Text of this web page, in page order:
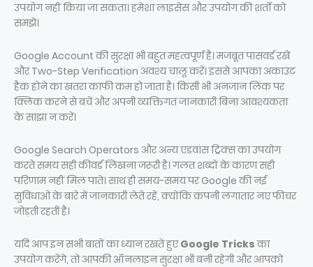
उपयोग नहीं किया जा सकता। हमेशा लाइसेंस और उपयोग की शर्तों को
समझें।
Google Account की सुरक्षा भी बहुत महत्वपूर्ण है। मजबूत पासवर्ड रखें
और Two-Step Verification अवश्य चालू करें। इससे आपका अकाउंट
हैक होने का खतरा काफी कम हो जाता है। किसी भी अनजान लिंक पर
क्लिक करने से बचें और अपनी व्यक्तिगत जानकारी बिना आवश्यकता
के साझा न करें।
Google Search Operators और अन्य एडवांस ट्रिक्स का उपयोग
करते समय सही कीवर्ड लिखना जरूरी है। गलत शब्दों के कारण सही
परिणाम नहीं मिल पाते। साथ ही समय-समय पर Google की नई
सुविधाओं के बारे में जानकारी लेते रहें, क्योंकि कंपनी लगातार नए फीचर
जोड़ती रहती है।
यदि आप इन सभी बातों का ध्यान रखते हुएGoogle Tricksका
उपयोग करेंगे, तो आपकी ऑनलाइन सुरक्षा भी बनी रहेगी और आपको